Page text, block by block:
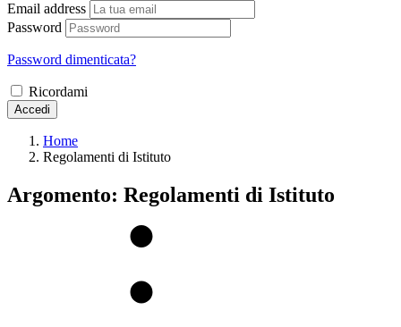
Email address
Password
Password dimenticata?
Ricordami
Accedi
Home
Regolamenti di Istituto
Argomento: Regolamenti di Istituto